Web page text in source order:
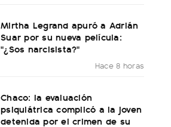
Mirtha Legrand apuró a Adrián
Suar por su nueva película:
"¿Sos narcisista?"
Hace 8 horas
Chaco: la evaluación
psiquiátrica complicó a la joven
detenida por el crimen de su